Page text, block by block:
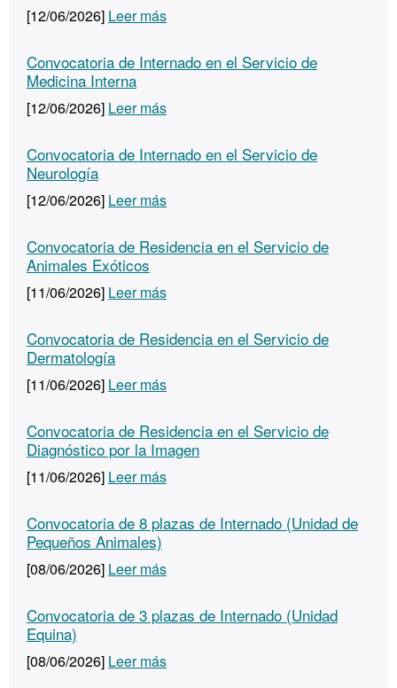
[12/06/2026] Leer más
Convocatoria de Internado en el Servicio de
Medicina Interna
[12/06/2026] Leer más
Convocatoria de Internado en el Servicio de
Neurología
[12/06/2026] Leer más
Convocatoria de Residencia en el Servicio de
Animales Exóticos
[11/06/2026] Leer más
Convocatoria de Residencia en el Servicio de
Dermatología
[11/06/2026] Leer más
Convocatoria de Residencia en el Servicio de
Diagnóstico por la Imagen
[11/06/2026] Leer más
Convocatoria de 8 plazas de Internado (Unidad de
Pequeños Animales)
[08/06/2026] Leer más
Convocatoria de 3 plazas de Internado (Unidad
Equina)
[08/06/2026] Leer más